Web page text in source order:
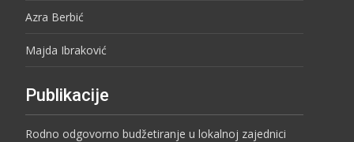
Azra Berbić
Majda Ibraković
Publikacije
Rodno odgovorno budžetiranje u lokalnoj zajednici